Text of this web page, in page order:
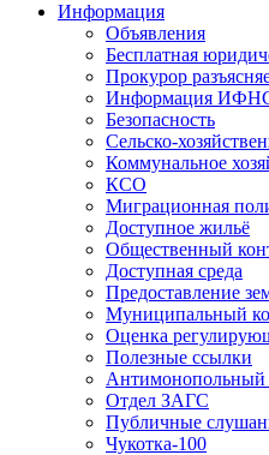
Информация
Объявления
Бесплатная
Прокурор
Информация
Безопасность
Сельско-
Коммунальное
КСО
Миграционная
Доступное жильё
Общественный
Доступная среда
Предоставление
Муниципальный
Оценка
Полезные ссылки
Антимонопольный
Отдел ЗАГС
Публичные
Чукотка-100